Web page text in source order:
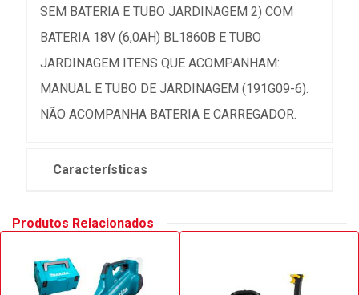
SEM BATERIA E TUBO JARDINAGEM 2) COM
BATERIA 18V (6,0AH) BL1860B E TUBO
JARDINAGEM ITENS QUE ACOMPANHAM:
MANUAL E TUBO DE JARDINAGEM (191G09-6).
NÃO ACOMPANHA BATERIA E CARREGADOR.
Características
Produtos Relacionados